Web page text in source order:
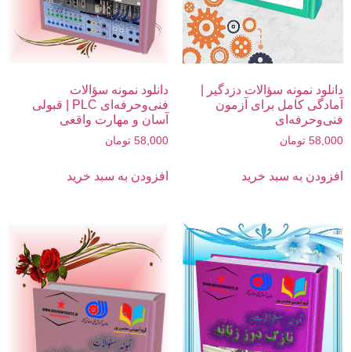
دانلود نمونه سؤالات دزدگیر |
آمادگی کامل برای آزمون
فنی‌وحرفه‌ای
58,000 تومان
افزودن به سبد خرید
دانلود نمونه سؤالات
فنی‌وحرفه‌ای PLC | قبولی
آسان و مهارت واقعی
58,000 تومان
افزودن به سبد خرید